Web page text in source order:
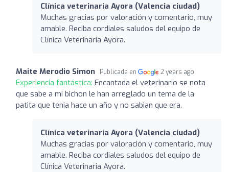
Clínica veterinaria Ayora (Valencia ciudad)
Muchas gracias por valoración y comentario, muy
amable. Reciba cordiales saludos del equipo de
Clínica Veterinaria Ayora.
Maite Merodio Simon Publicada en 2 years ago
Experiencia fantástica: Encantada el veterinario se nota
que sabe a mi bichon le han arreglado un tema de la
patita que tenia hace un año y no sabian que era.
Clínica veterinaria Ayora (Valencia ciudad)
Muchas gracias por valoración y comentario, muy
amable. Reciba cordiales saludos del equipo de
Clínica Veterinaria Ayora.